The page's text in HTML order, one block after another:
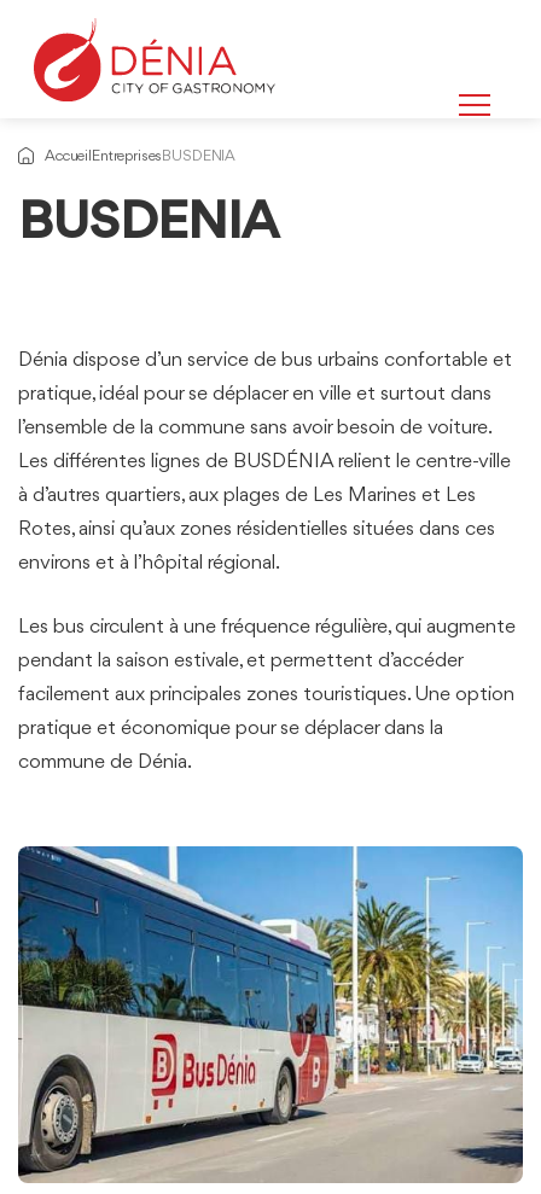
Accueil Entreprises BUSDENIA
BUSDENIA
Dénia dispose d’un service de bus urbains confortable et
pratique, idéal pour se déplacer en ville et surtout dans
l’ensemble de la commune sans avoir besoin de voiture.
Les différentes lignes de BUSDÉNIA relient le centre-ville
à d’autres quartiers, aux plages de Les Marines et Les
Rotes, ainsi qu’aux zones résidentielles situées dans ces
environs et à l’hôpital régional.
Les bus circulent à une fréquence régulière, qui augmente
pendant la saison estivale, et permettent d’accéder
facilement aux principales zones touristiques. Une option
pratique et économique pour se déplacer dans la
commune de Dénia.